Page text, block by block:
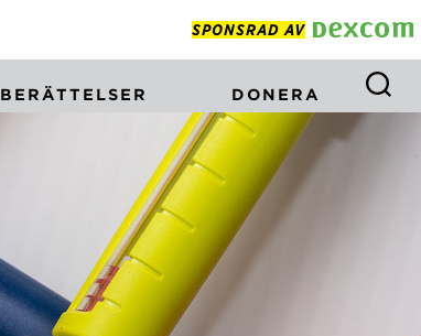
SPONSRAD AV
BERÄTTELSER DONERA